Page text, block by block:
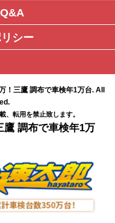
シー
！三鷹 調布で車検年1万台. All
、転用を禁止致します。
鷹 調布で車検年1万